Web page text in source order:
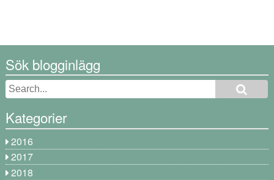
Sök blogginlägg
Kategorier
2016
2017
2018